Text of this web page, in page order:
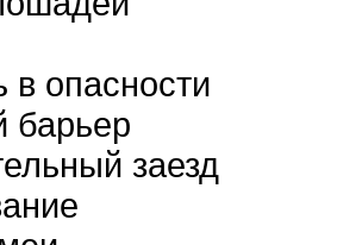
в опасности
барьер
заезд